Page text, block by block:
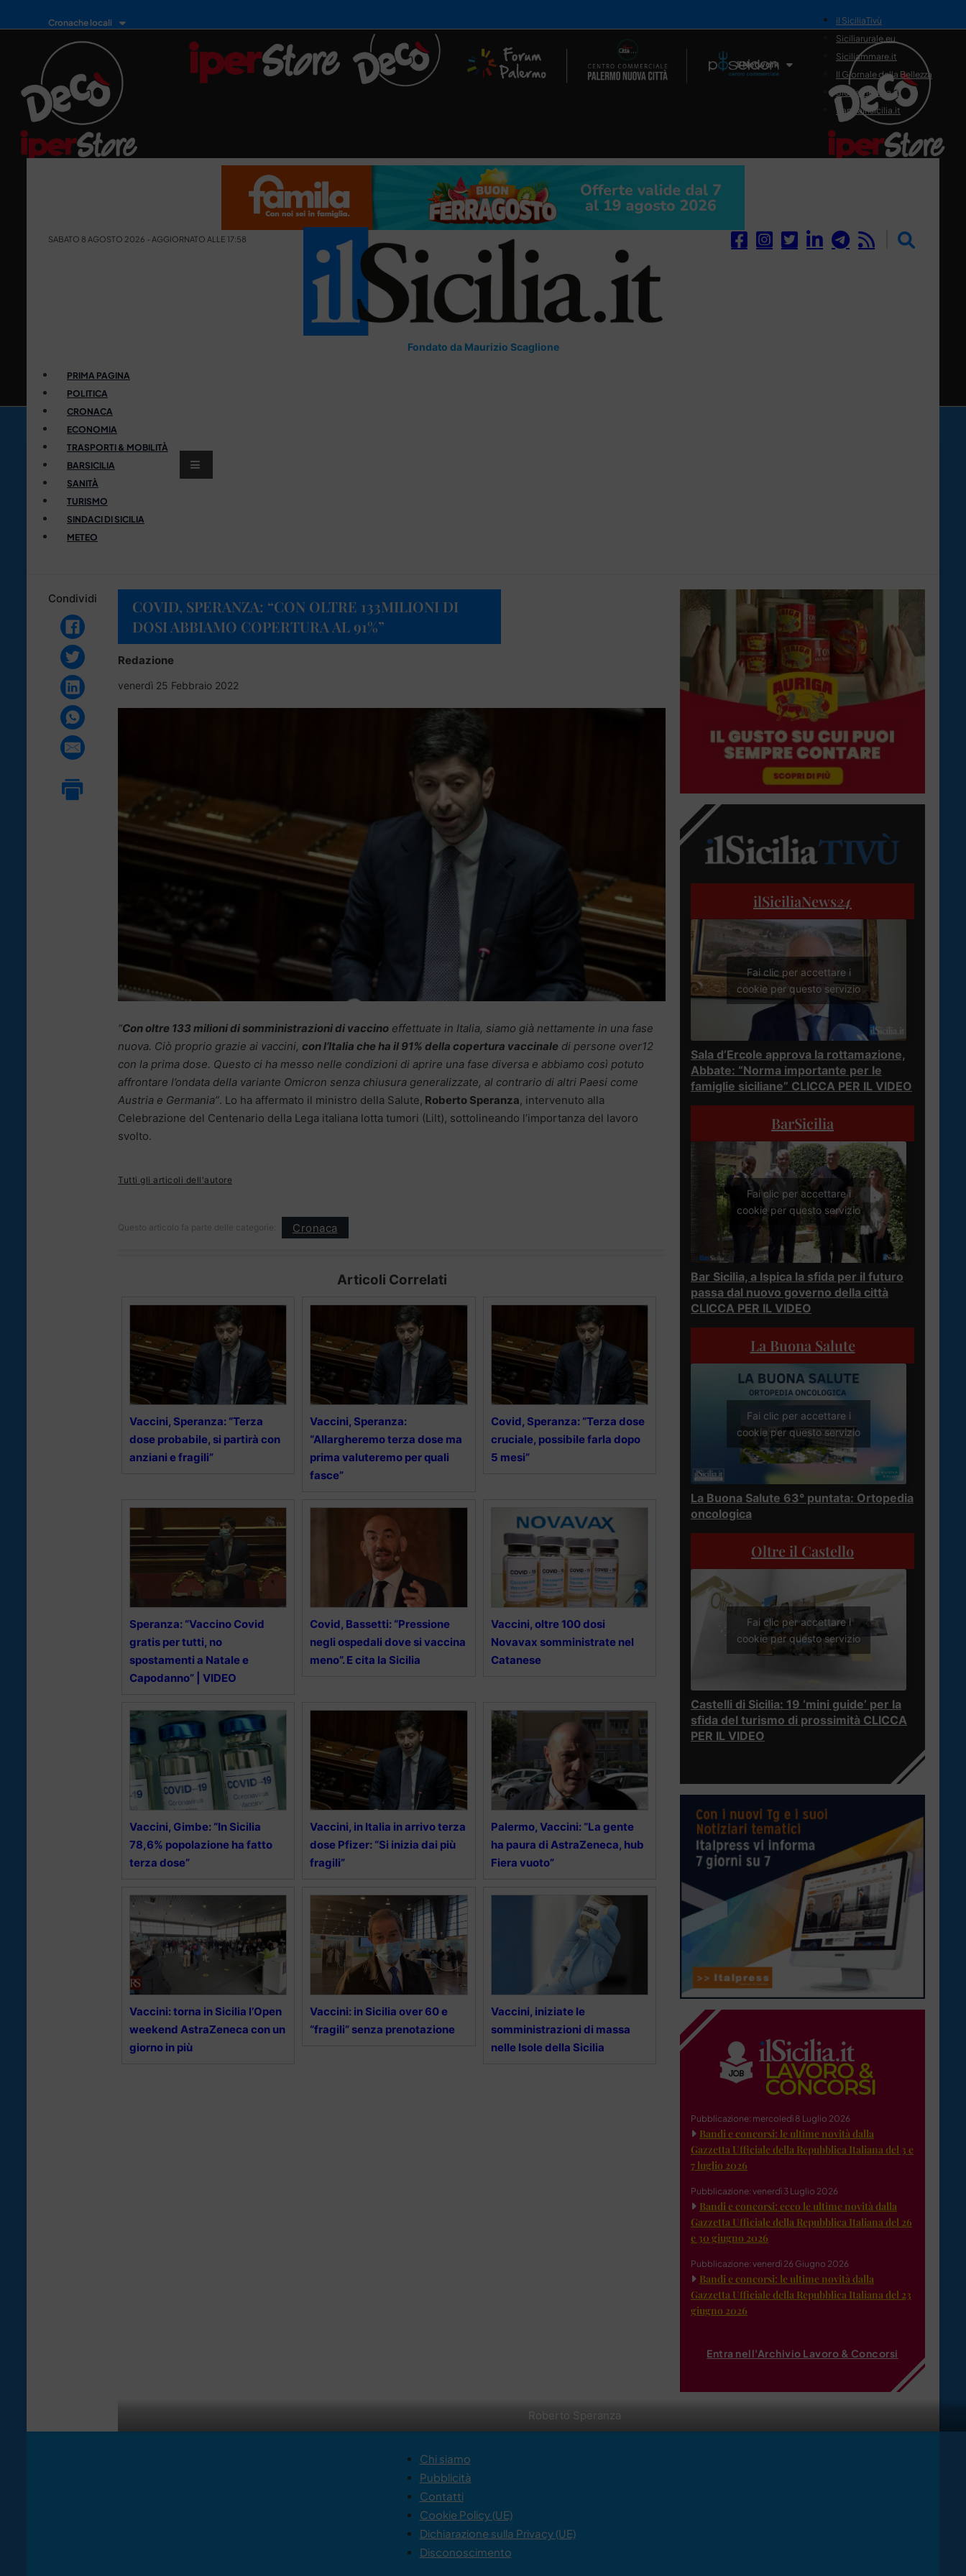
Cronache locali
Il Network
il SiciliaTivù
Siciliarurale.eu
Siciliammare.it
Il Giornale della Bellezza
Siciliamedica.it
Sanitainsicilia.it
SABATO 8 AGOSTO 2026 - AGGIORNATO ALLE 17:58
Fondato da Maurizio Scaglione
PRIMA PAGINA
POLITICA
CRONACA
ECONOMIA
TRASPORTI & MOBILITÀ
BARSICILIA
SANITÀ
TURISMO
SINDACI DI SICILIA
METEO
Condividi
COVID, SPERANZA: “CON OLTRE 133MILIONI DI
DOSI ABBIAMO COPERTURA AL 91%”
Redazione
venerdì 25 Febbraio 2022
Roberto Speranza
“Con oltre 133 milioni di somministrazioni di vaccino effettuate in Italia, siamo già nettamente in una fase
nuova. Ciò proprio grazie ai vaccini, con l’Italia che ha il 91% della copertura vaccinale di persone over12
con la prima dose. Questo ci ha messo nelle condizioni di aprire una fase diversa e abbiamo così potuto
affrontare l’ondata della variante Omicron senza chiusura generalizzate, al contrario di altri Paesi come
Austria e Germania”. Lo ha affermato il ministro della Salute, Roberto Speranza, intervenuto alla
Celebrazione del Centenario della Lega italiana lotta tumori (Lilt), sottolineando l’importanza del lavoro
svolto.
Tutti gli articoli dell'autore
Questo articolo fa parte delle categorie: Cronaca
Articoli Correlati
Vaccini, Speranza: “Terza
dose probabile, si partirà con
anziani e fragili”
Vaccini, Speranza:
“Allargheremo terza dose ma
prima valuteremo per quali
fasce”
Covid, Speranza: “Terza dose
cruciale, possibile farla dopo
5 mesi”
Speranza: “Vaccino Covid
gratis per tutti, no
spostamenti a Natale e
Capodanno” | VIDEO
Covid, Bassetti: “Pressione
negli ospedali dove si vaccina
meno”. E cita la Sicilia
Vaccini, oltre 100 dosi
Novavax somministrate nel
Catanese
Vaccini, Gimbe: “In Sicilia
78,6% popolazione ha fatto
terza dose”
Vaccini, in Italia in arrivo terza
dose Pfizer: “Si inizia dai più
fragili”
Palermo, Vaccini: “La gente
ha paura di AstraZeneca, hub
Fiera vuoto”
Vaccini: torna in Sicilia l’Open
weekend AstraZeneca con un
giorno in più
Vaccini: in Sicilia over 60 e
“fragili” senza prenotazione
Vaccini, iniziate le
somministrazioni di massa
nelle Isole della Sicilia
ilSiciliaNews24
Fai clic per accettare i
cookie per questo servizio
Sala d’Ercole approva la rottamazione,
Abbate: “Norma importante per le
famiglie siciliane” CLICCA PER IL VIDEO
BarSicilia
Fai clic per accettare i
cookie per questo servizio
Bar Sicilia, a Ispica la sfida per il futuro
passa dal nuovo governo della città
CLICCA PER IL VIDEO
La Buona Salute
Fai clic per accettare i
cookie per questo servizio
La Buona Salute 63° puntata: Ortopedia
oncologica
Oltre il Castello
Fai clic per accettare i
cookie per questo servizio
Castelli di Sicilia: 19 ‘mini guide’ per la
sfida del turismo di prossimità CLICCA
PER IL VIDEO
Pubblicazione: mercoledì 8 Luglio 2026
Bandi e concorsi: le ultime novità dalla
Gazzetta Ufficiale della Repubblica Italiana del 3 e
7 luglio 2026
Pubblicazione: venerdì 3 Luglio 2026
Bandi e concorsi: ecco le ultime novità dalla
Gazzetta Ufficiale della Repubblica Italiana del 26
e 30 giugno 2026
Pubblicazione: venerdì 26 Giugno 2026
Bandi e concorsi: le ultime novità dalla
Gazzetta Ufficiale della Repubblica Italiana del 23
giugno 2026
Entra nell'Archivio Lavoro & Concorsi
Chi siamo
Pubblicità
Contatti
Cookie Policy (UE)
Dichiarazione sulla Privacy (UE)
Disconoscimento